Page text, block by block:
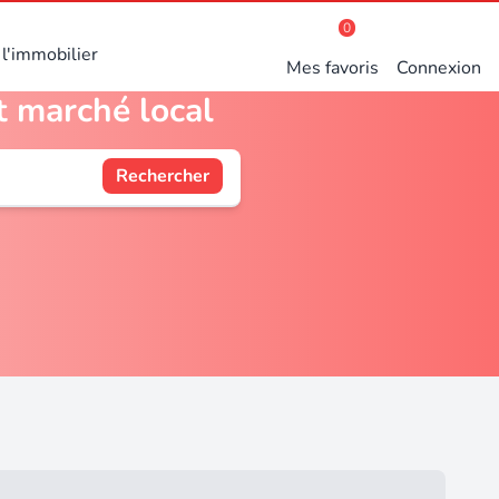
l'immobilier
0
Mes favoris Connexion
marché local
Rechercher